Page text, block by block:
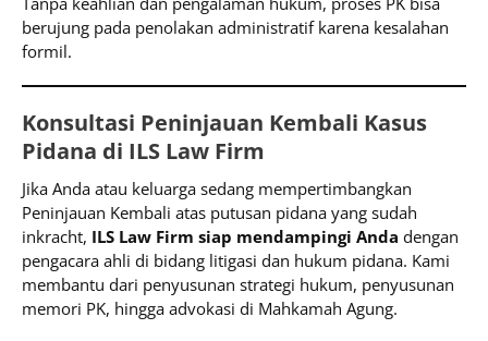
berujung pada penolakan administratif karena kesalahan
formil.
Konsultasi Peninjauan Kembali Kasus
Pidana di ILS Law Firm
Jika Anda atau keluarga sedang mempertimbangkan
Peninjauan Kembali atas putusan pidana yang sudah
inkracht, ILS Law Firm siap mendampingi Anda dengan
pengacara ahli di bidang litigasi dan hukum pidana. Kami
membantu dari penyusunan strategi hukum, penyusunan
memori PK, hingga advokasi di Mahkamah Agung.